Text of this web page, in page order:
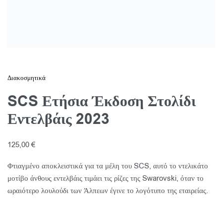
Διακοσμητικά
SCS Ετήσια Έκδοση Στολίδι
Εντελβάις 2023
125,00 €
Φτιαγμένο αποκλειστικά για τα μέλη του SCS, αυτό το ντελικάτο
μοτίβο άνθους εντελβάις τιμάει τις ρίζες της Swarovski, όταν το
ωραιότερο λουλούδι των Άλπεων έγινε το λογότυπο της εταιρείας.